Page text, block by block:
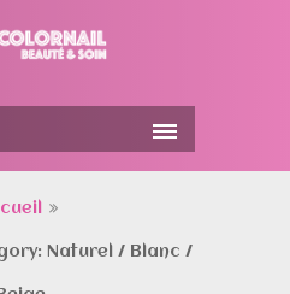
Naturel / Blanc /